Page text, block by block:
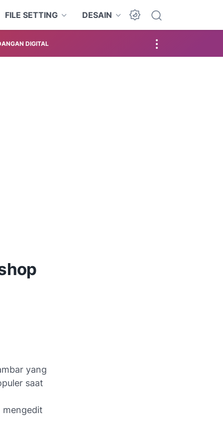
FILE SETTING DESAIN
DIGITAL
yang
saat
mengedit